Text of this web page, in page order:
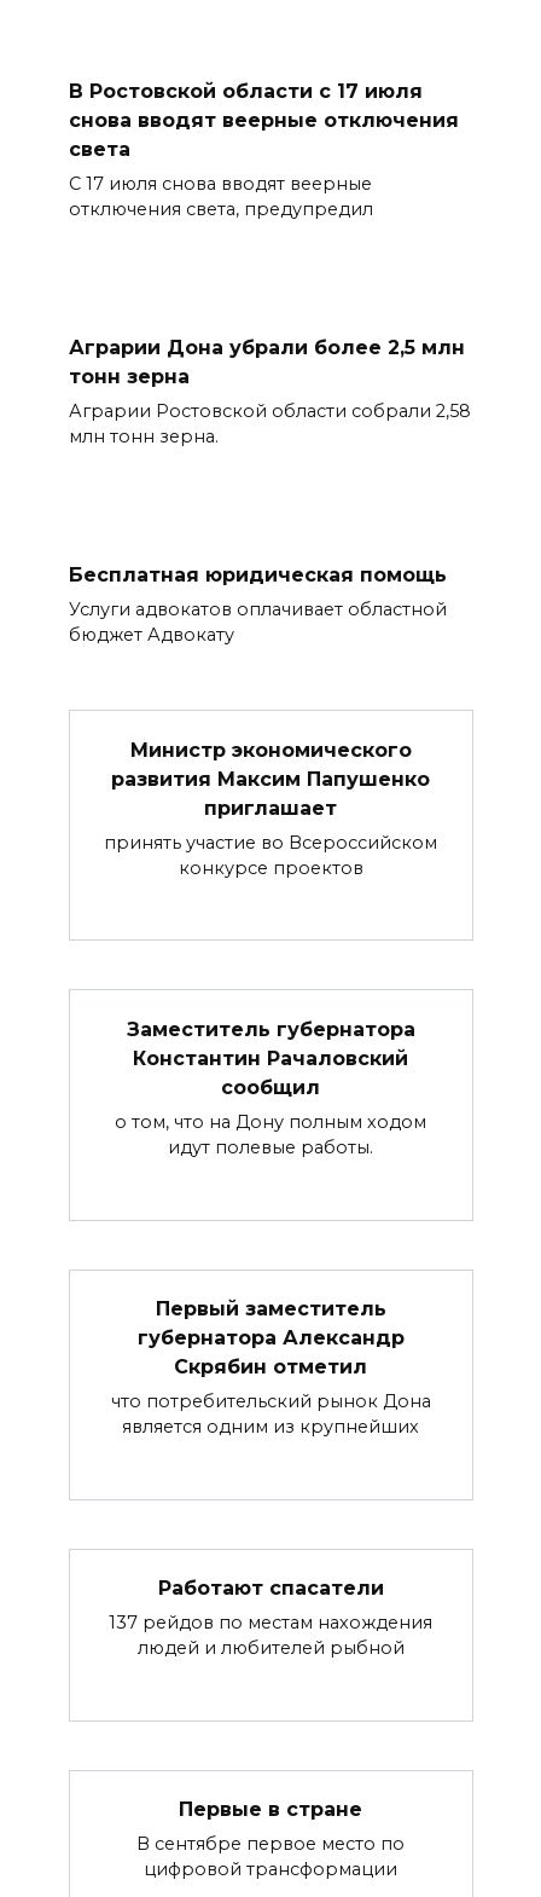
В Ростовской области с 17 июля
снова вводят веерные отключения
света
С 17 июля снова вводят веерные
отключения света, предупредил
Аграрии Дона убрали более 2,5 млн
тонн зерна
Аграрии Ростовской области собрали 2,58
млн тонн зерна.
Бесплатная юридическая помощь
Услуги адвокатов оплачивает областной
бюджет Адвокату
Министр экономического
развития Максим Папушенко
приглашает
принять участие во Всероссийском
конкурсе проектов
Заместитель губернатора
Константин Рачаловский
сообщил
о том, что на Дону полным ходом
идут полевые работы.
Первый заместитель
губернатора Александр
Скрябин отметил
что потребительский рынок Дона
является одним из крупнейших
Работают спасатели
137 рейдов по местам нахождения
людей и любителей рыбной
Первые в стране
В сентябре первое место по
цифровой трансформации